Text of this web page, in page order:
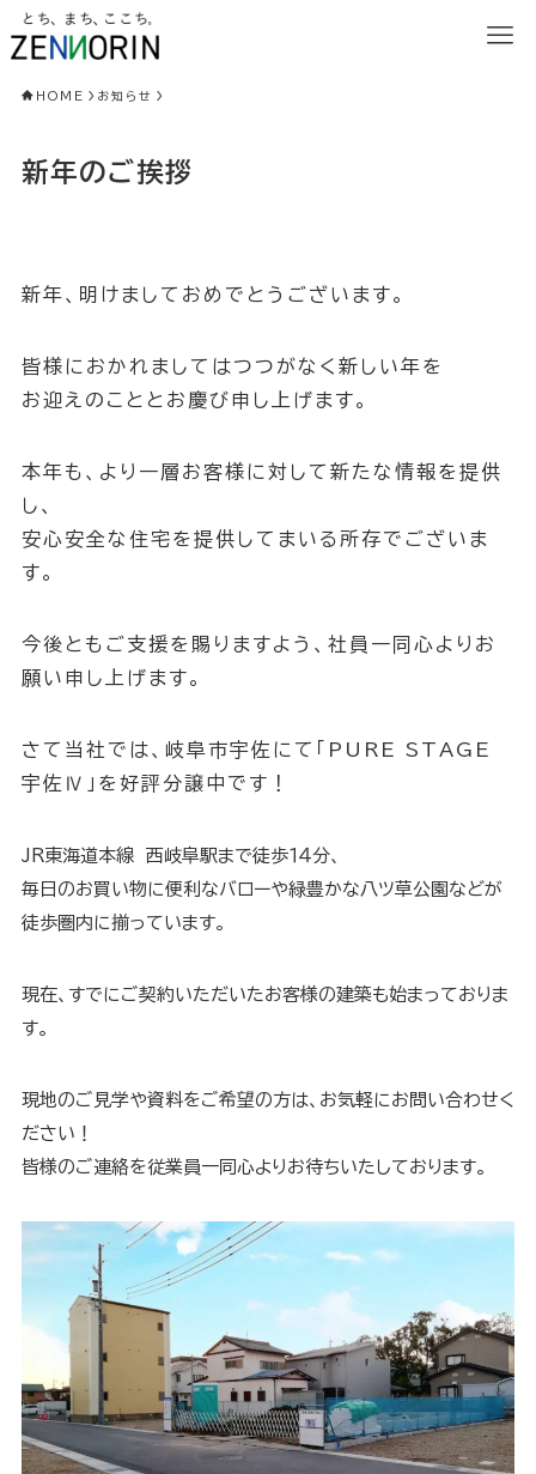
HOME お知らせ
新年のご挨拶
新年、明けましておめでとうございます。
皆様におかれましてはつつがなく新しい年を
お迎えのこととお慶び申し上げます。
本年も、より一層お客様に対して新たな情報を提供
し、
安心安全な住宅を提供してまいる所存でございま
す。
今後ともご支援を賜りますよう、社員一同心よりお
願い申し上げます。
さて当社では、岐阜市宇佐にて「PURE STAGE
宇佐Ⅳ」を好評分譲中です！
JR東海道本線 西岐阜駅まで徒歩１４分、
毎日のお買い物に便利なバローや緑豊かな八ツ草公園などが
徒歩圏内に揃っています。
現在、すでにご契約いただいたお客様の建築も始まっておりま
す。
現地のご見学や資料をご希望の方は、お気軽にお問い合わせく
ださい！
皆様のご連絡を従業員一同心よりお待ちいたしております。